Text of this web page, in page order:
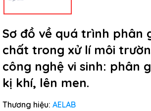
Sơ đồ về quá trình phân
chất trong xử lí môi
công nghệ vi sinh: phân
kị khí, lên men.
Thương hiệu: AELAB